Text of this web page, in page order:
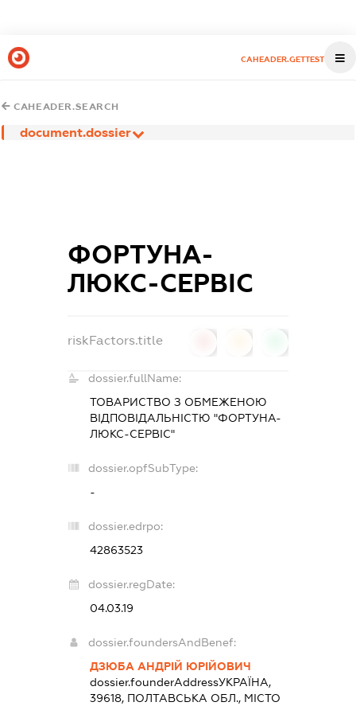
CAHEADER.GETTEST
CAHEADER.SEARCH
document.dossier
ФОРТУНА-
ЛЮКС-СЕРВІС
riskFactors.title
dossier.fullName:
ТОВАРИСТВО З ОБМЕЖЕНОЮ
ВІДПОВІДАЛЬНІСТЮ "ФОРТУНА-
ЛЮКС-СЕРВІС"
dossier.opfSubType:
-
dossier.edrpo:
42863523
dossier.regDate:
04.03.19
dossier.foundersAndBenef:
ДЗЮБА АНДРІЙ ЮРІЙОВИЧ
dossier.founderAddressУКРАЇНА,
39618, ПОЛТАВСЬКА ОБЛ., МІСТО